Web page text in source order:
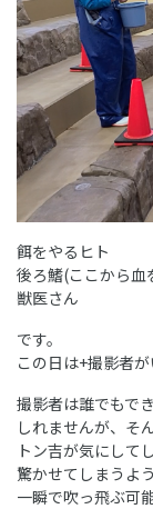
餌をやるヒト
後ろ鰭(ここから血
獣医さん
です。
この日は+撮影者
撮影者は誰でもで
しれませんが、そ
トン吉が気にして
驚かせてしまうよ
一瞬で吹っ飛ぶ可